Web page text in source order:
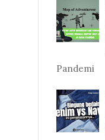
Pandemi